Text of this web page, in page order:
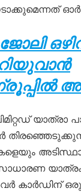
യാത്രാ
സാധാരണ
കാർഡിന്